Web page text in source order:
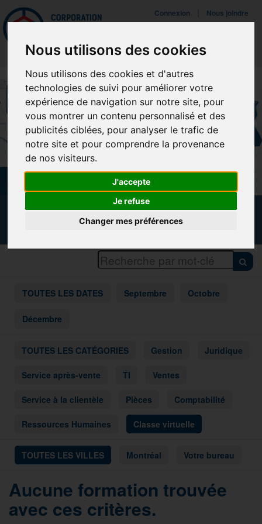
Nous utilisons des cookies
Nous utilisons des cookies et d'autres
technologies de suivi pour améliorer votre
expérience de navigation sur notre site, pour
vous montrer un contenu personnalisé et des
publicités ciblées, pour analyser le trafic de
notre site et pour comprendre la provenance
de nos visiteurs.
J'accepte
Je refuse
Changer mes préférences
Mettreà jour vos préférences de témoins
Connexion Nous joindre
CALENDRIER DES FORMATIONS
TOUTES LES DATES Septembre Octobre
Décembre
TOUTES LES CATÉGORIES Gestion Juridique
Service après-vente TI Ventes
Service à la clientèle Pièces Comptabilité
Ressources Humaines Classe virtuelle
TOUTES LES VILLES Montréal Votre bureau
Aucune formation trouvée
avec ces critères.